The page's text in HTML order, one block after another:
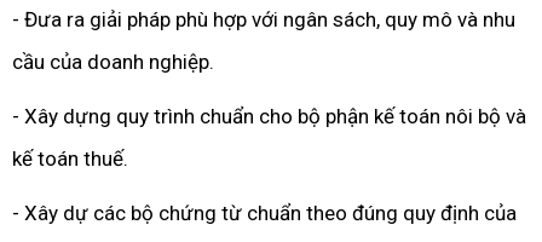
- Đưa ra giải pháp phù hợp với ngân sách, quy mô và nhu
cầu của doanh nghiệp.
- Xây dựng quy trình chuẩn cho bộ phận kế toán nôi bộ và
kế toán thuế.
- Xây dự các bộ chứng từ chuẩn theo đúng quy định của